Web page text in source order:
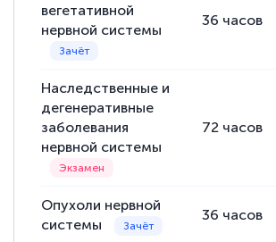
вегетативной
нервной системы
36 часов
Наследственные и
дегенеративные
заболевания
нервной системы
72 часов
Опухоли нервной
системы
36 часов